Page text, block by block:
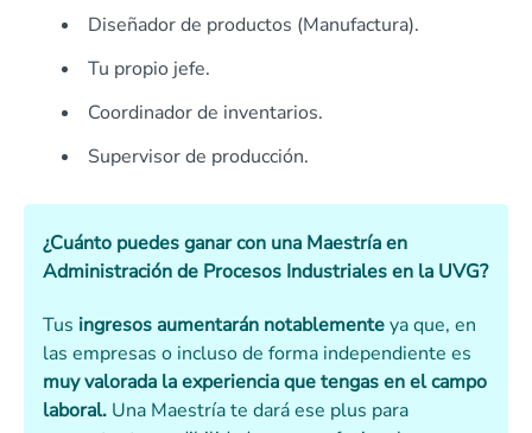
Diseñador de productos (Manufactura).
Tu propio jefe.
Coordinador de inventarios.
Supervisor de producción.
¿Cuánto puedes ganar con una Maestría en
Administración de Procesos Industriales en la UVG?
Tus ingresos aumentarán notablementeya que, en
las empresas o incluso de forma independiente es
muy valorada la experiencia que tengas en el campo
laboral. Una Maestría te dará ese plus para